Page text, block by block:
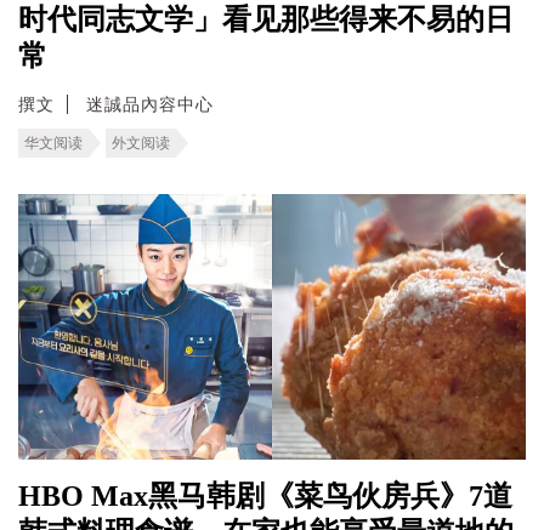
时代同志文学」看见那些得来不易的日
常
撰文 迷誠品內容中心
华文阅读 外文阅读
HBO Max黑马韩剧《菜鸟伙房兵》7道